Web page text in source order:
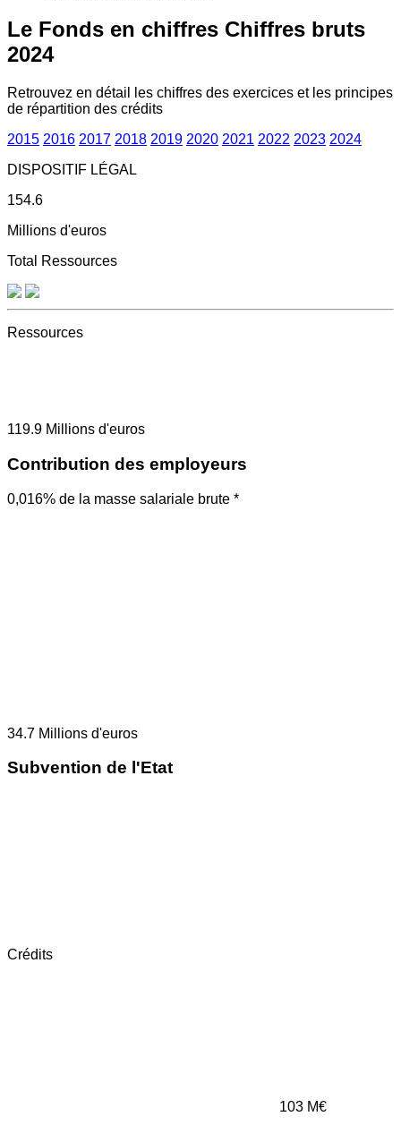
Le Fonds en chiffres Chiffres bruts
2024
Retrouvez en détail les chiffres des exercices et les principes
de répartition des crédits
2015 2016 2017 2018 2019 2020 2021 2022 2023 2024
DISPOSITIF LÉGAL
154.6
Millions d'euros
Total Ressources
Ressources
119.9 Millions d'euros
Contribution des employeurs
0,016% de la masse salariale brute *
34.7 Millions d'euros
Subvention de l'Etat
Crédits
103 M€